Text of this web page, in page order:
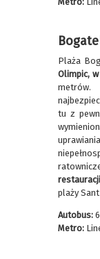
Plaża
Olimpic,
tu z
restauracji
plaży
Autobus:
Metro: